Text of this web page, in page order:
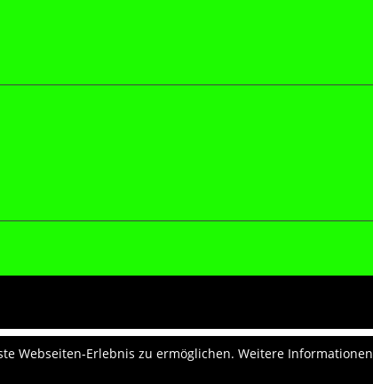
Webseiten-Erlebnis zu ermöglichen. Weitere Informationen